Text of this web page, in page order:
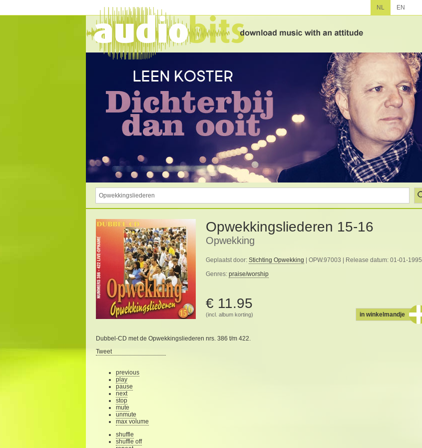
Opwekkingsliederen 15-16
Opwekking
Geplaatst door: Stichting Opwekking | OPW.97003 | Release datum: 01-01-1995
Genres: praise/worship
€ 11.95
(incl. album korting) in winkelmandje
Dubbel-CD met de Opwekkingsliederen nrs. 386 t/m 422.
Tweet
previous
play
pause
next
stop
mute
unmute
max volume
shuffle
shuffle off
NL EN